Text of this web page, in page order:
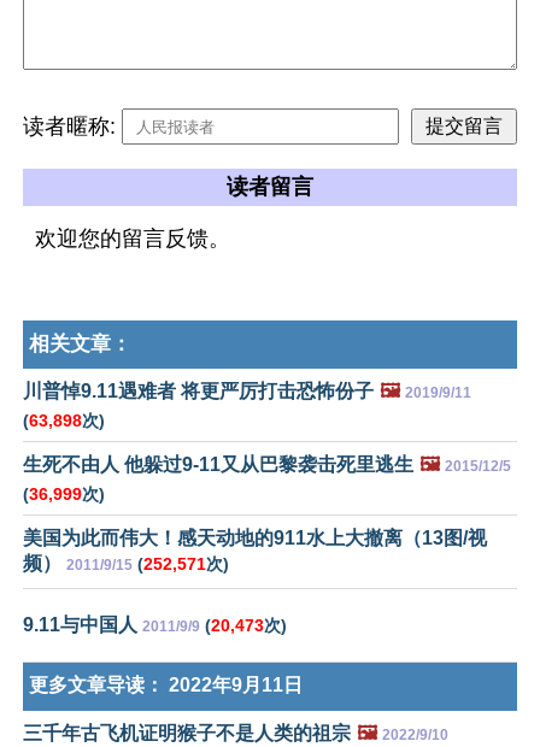
读者暱称:
读者留言
欢迎您的留言反馈。
相关文章：
川普悼9.11遇难者 将更严厉打击恐怖份子 🖼️ 2019/9/11
(63,898次)
生死不由人 他躲过9-11又从巴黎袭击死里逃生 🖼️ 2015/12/5
(36,999次)
美国为此而伟大！感天动地的911水上大撤离（13图/视
频）
2011/9/15 (252,571次)
9.11与中国人 2011/9/9 (20,473次)
更多文章导读： 2022年9月11日
三千年古飞机证明猴子不是人类的祖宗 🖼️ 2022/9/10